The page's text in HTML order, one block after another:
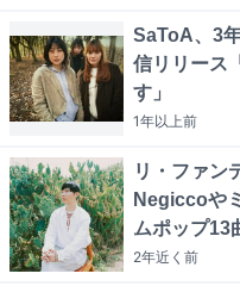
SaToA、3
信リリース
す」
1年以上前
リ・ファン
Negiccoや
ムポップ13
2年近く 前